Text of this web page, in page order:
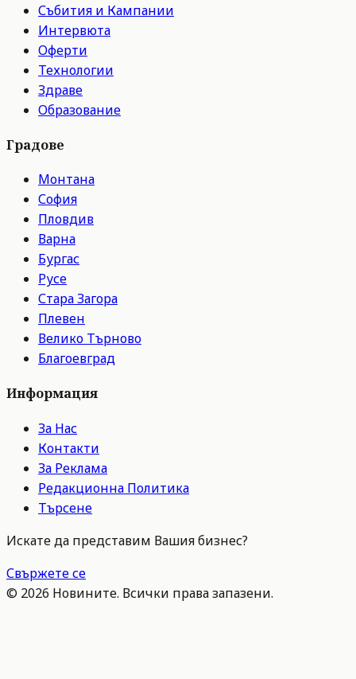
Събития и Кампании
Интервюта
Оферти
Технологии
Здраве
Образование
Градове
Монтана
София
Пловдив
Варна
Бургас
Русе
Стара Загора
Плевен
Велико Търново
Благоевград
Информация
За Нас
Контакти
За Реклама
Редакционна Политика
Търсене
Искате да представим Вашия бизнес?
Свържете се
© 2026 Новините. Всички права запазени.